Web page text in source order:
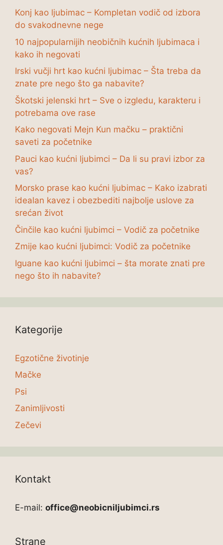
Konj kao ljubimac – Kompletan vodič od izbora
do svakodnevne nege
10 najpopularnijih neobičnih kućnih ljubimaca i
kako ih negovati
Irski vučji hrt kao kućni ljubimac – Šta treba da
znate pre nego što ga nabavite?
Škotski jelenski hrt – Sve o izgledu, karakteru i
potrebama ove rase
Kako negovati Mejn Kun mačku – praktični
saveti za početnike
Pauci kao kućni ljubimci – Da li su pravi izbor za
vas?
Morsko prase kao kućni ljubimac – Kako izabrati
idealan kavez i obezbediti najbolje uslove za
srećan život
Činčile kao kućni ljubimci – Vodič za početnike
Zmije kao kućni ljubimci: Vodič za početnike
Iguane kao kućni ljubimci – šta morate znati pre
nego što ih nabavite?
Kategorije
Egzotične životinje
Mačke
Psi
Zanimljivosti
Zečevi
Kontakt
E-mail: office@neobicniljubimci.rs
Strane